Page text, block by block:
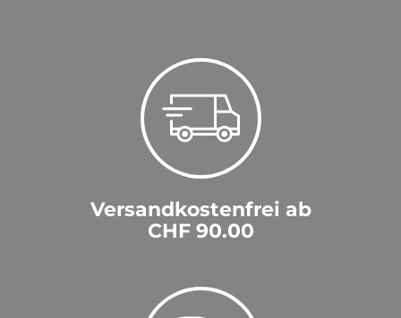
Versandkostenfrei ab
CHF 90.00